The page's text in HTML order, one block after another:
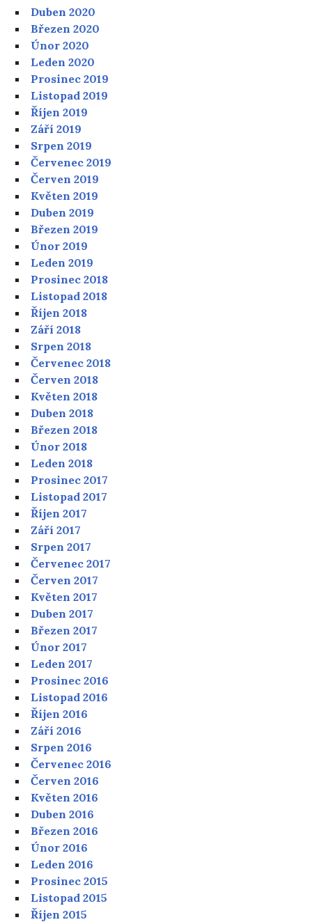
Duben 2020
Březen 2020
Únor 2020
Leden 2020
Prosinec 2019
Listopad 2019
Říjen 2019
Září 2019
Srpen 2019
Červenec 2019
Červen 2019
Květen 2019
Duben 2019
Březen 2019
Únor 2019
Leden 2019
Prosinec 2018
Listopad 2018
Říjen 2018
Září 2018
Srpen 2018
Červenec 2018
Červen 2018
Květen 2018
Duben 2018
Březen 2018
Únor 2018
Leden 2018
Prosinec 2017
Listopad 2017
Říjen 2017
Září 2017
Srpen 2017
Červenec 2017
Červen 2017
Květen 2017
Duben 2017
Březen 2017
Únor 2017
Leden 2017
Prosinec 2016
Listopad 2016
Říjen 2016
Září 2016
Srpen 2016
Červenec 2016
Červen 2016
Květen 2016
Duben 2016
Březen 2016
Únor 2016
Leden 2016
Prosinec 2015
Listopad 2015
Říjen 2015